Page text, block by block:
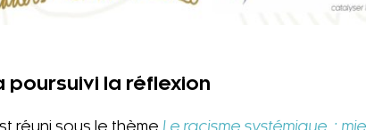
poursuivi la réflexion
réuni sous le thème Le racisme systémique :